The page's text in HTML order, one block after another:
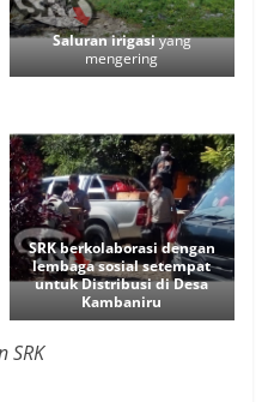
Saluran irigasiyang
mengering
SRK berkolaborasi dengan
lembaga sosial setempat
untuk Distribusi di Desa
Kambaniru
SRK